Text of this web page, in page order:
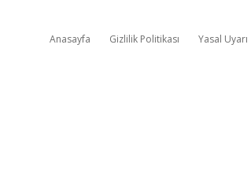
Anasayfa Gizlilik Politikası Yasal Uyarı